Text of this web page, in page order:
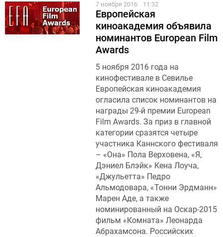
7 ноября 2016 11:32
Европейская
киноакадемия объявила
номинантов European Film
Awards
5 ноября 2016 года на
кинофестивале в Севилье
Европейская киноакадемия
огласила список номинантов на
награды 29-й премии European
Film Awards. За приз в главной
категории сразятся четыре
участника Каннского фестиваля
– «Она» Пола Верховена, «Я,
Дэниел Блэйк» Кена Лоуча,
«Джульетта» Педро
Альмодовара, «Тонни Эрдманн»
Марен Аде, а также
номинированный на Оскар-2015
фильм «Комната» Леонарда
Абрахамсона. Российских